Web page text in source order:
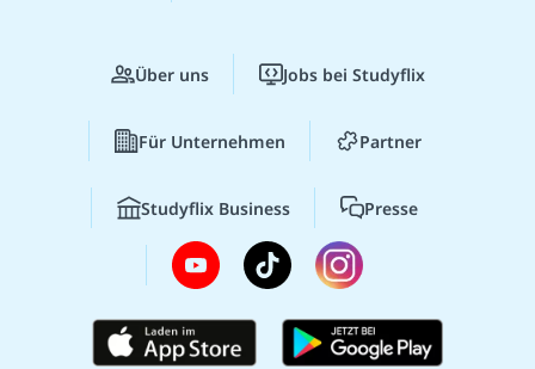
Über uns Jobs bei Studyflix
Für Unternehmen Partner
Studyflix Business Presse